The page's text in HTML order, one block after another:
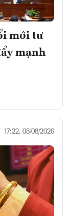
mới tư
mạnh
17:22, 08/08/2026